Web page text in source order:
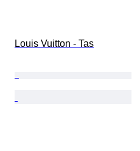
Louis Vuitton - Tas